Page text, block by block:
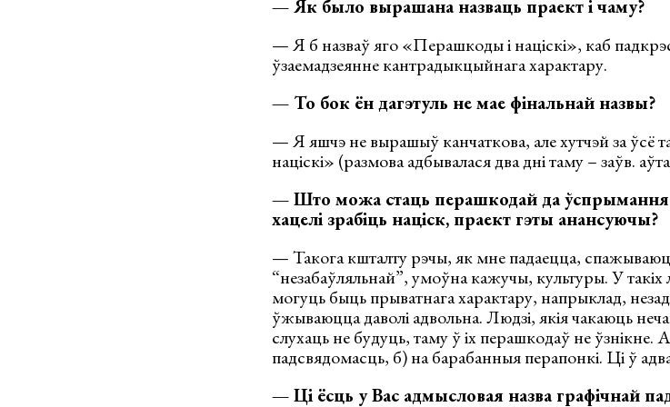
— Як было вырашана назваць праект і чаму?
— Я б назваў яго «Перашкоды і націскі», каб
ўзаемадзеянне кантрадыкцыйнага характару.
— То бок ён дагэтуль не мае фінальнай назвы?
— Я яшчэ не вырашыў канчаткова, але хутчэй за ўсё
націскі» (размова адбывалася два дні таму – заўв.
— Што можа стаць перашкодай да ўспрымання
хацелі зрабіць націск, праект гэты анансуючы?
— Такога кшталту рэчы, як мне падаецца,
“незабаўляльнай”, умоўна кажучы, культуры. У
могуць быць прыватнага характару, напрыклад,
ўжываюцца даволі адвольна. Людзі, якія чакаюць
слухаць не будуць, таму ў іх перашкодаў не ўзнікне.
падсвядомасць, б) на барабанныя перапонкі. Ці ў
— Ці ёсць у Вас адмысловая назва графічнай